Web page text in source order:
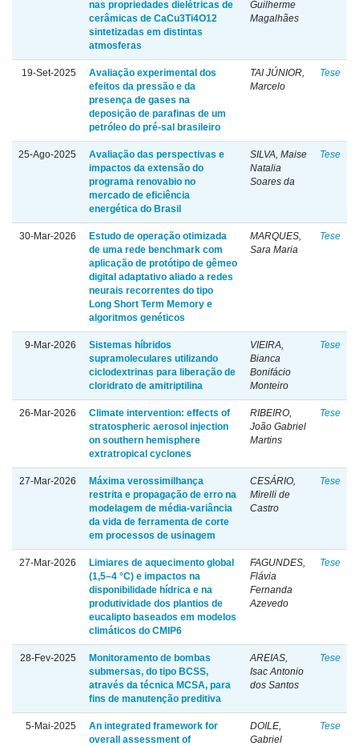
nas propriedades dielétricas de
cerâmicas de CaCu3Ti4O12
sintetizadas em distintas
atmosferas
Guilherme
Magalhães
19-Set-2025
Avaliação experimental dos
efeitos da pressão e da
presença de gases na
deposição de parafinas de um
petróleo do pré-sal brasileiro
TAI JÚNIOR,
Marcelo
Tese
25-Ago-2025
Avaliação das perspectivas e
impactos da extensão do
programa renovabio no
mercado de eficiência
energética do Brasil
SILVA, Maise
Natalia
Soares da
Tese
30-Mar-2026
Estudo de operação otimizada
de uma rede benchmark com
aplicação de protótipo de gêmeo
digital adaptativo aliado a redes
neurais recorrentes do tipo
Long Short Term Memory e
algoritmos genéticos
MARQUES,
Sara Maria
Tese
9-Mar-2026
Sistemas híbridos
supramoleculares utilizando
ciclodextrinas para liberação de
cloridrato de amitriptilina
VIEIRA,
Bianca
Bonifácio
Monteiro
Tese
26-Mar-2026
Climate intervention: effects of
stratospheric aerosol injection
on southern hemisphere
extratropical cyclones
RIBEIRO,
João Gabriel
Martins
Tese
27-Mar-2026
Máxima verossimilhança
restrita e propagação de erro na
modelagem de média-variância
da vida de ferramenta de corte
em processos de usinagem
CESÁRIO,
Mirelli de
Castro
Tese
27-Mar-2026
Limiares de aquecimento global
(1,5–4 °C) e impactos na
disponibilidade hídrica e na
produtividade dos plantios de
eucalipto baseados em modelos
climáticos do CMIP6
FAGUNDES,
Flávia
Fernanda
Azevedo
Tese
28-Fev-2025
Monitoramento de bombas
submersas, do tipo BCSS,
através da técnica MCSA, para
fins de manutenção preditiva
AREIAS,
Isac Antonio
dos Santos
Tese
5-Mai-2025
An integrated framework for
overall assessment of
DOILE,
Gabriel
Tese